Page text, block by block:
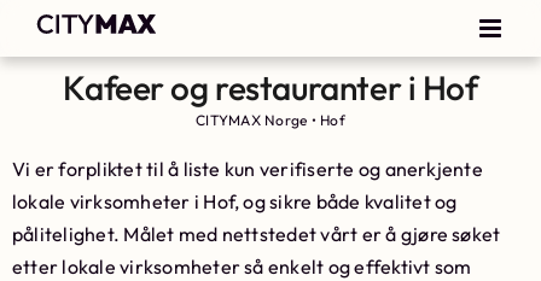
Kafeer og restauranter i Hof
CITYMAX Norge • Hof
Vi er forpliktet til å liste kun verifiserte og anerkjente
lokale virksomheter i Hof, og sikre både kvalitet og
pålitelighet. Målet med nettstedet vårt er å gjøre søket
etter lokale virksomheter så enkelt og effektivt som